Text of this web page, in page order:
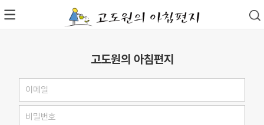
고도원의 아침편지